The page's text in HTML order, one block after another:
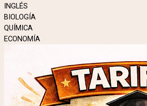
INGLÉS
BIOLOGÍA
QUÍMICA
ECONOMÍA